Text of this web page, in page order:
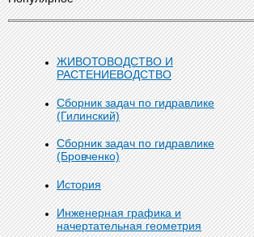
ЖИВОТОВОДСТВО И
РАСТЕНИЕВОДСТВО
Сборник задач по гидравлике
(Гилинский)
Сборник задач по гидравлике
(Бровченко)
История
Инженерная графика и
начертательная геометрия